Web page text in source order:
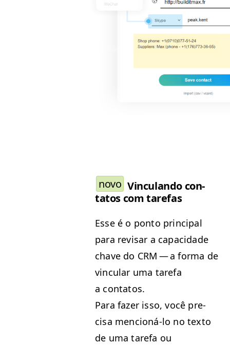
novo Vin­cu­lan­do con­
tatos com tarefas
Esse é o pon­to prin­ci­pal
para revis­ar a capaci­dade
chave do CRM — a for­ma de
vin­cu­lar uma tare­fa
a contatos.
Para faz­er isso, você pre­
cisa men­cioná-lo no tex­to
de uma tare­fa ou